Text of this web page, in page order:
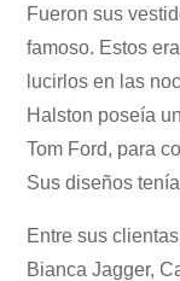
Fueron sus
famoso. Estos
lucirlos en las
Halston poseía
Tom Ford, para
Sus diseños
Entre sus
Bianca Jagger,